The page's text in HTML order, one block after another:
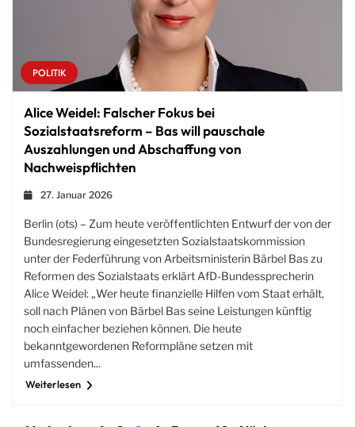
POLITIK
Alice Weidel: Falscher Fokus bei
Sozialstaatsreform – Bas will pauschale
Auszahlungen und Abschaffung von
Nachweispflichten
27. Januar 2026
Berlin (ots) – Zum heute veröffentlichten Entwurf der von der
Bundesregierung eingesetzten Sozialstaatskommission
unter der Federführung von Arbeitsministerin Bärbel Bas zu
Reformen des Sozialstaats erklärt AfD-Bundessprecherin
Alice Weidel: „Wer heute finanzielle Hilfen vom Staat erhält,
soll nach Plänen von Bärbel Bas seine Leistungen künftig
noch einfacher beziehen können. Die heute
bekanntgewordenen Reformpläne setzen mit
umfassenden...
Weiterlesen